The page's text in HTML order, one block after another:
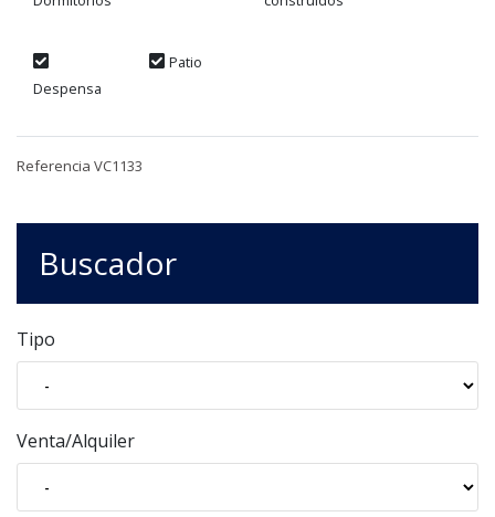
Despensa
Patio
Referencia VC1133
Buscador
Tipo
Venta/Alquiler